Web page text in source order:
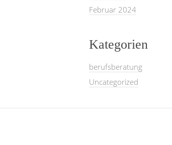
Februar 2024
Kategorien
berufsberatung
Uncategorized